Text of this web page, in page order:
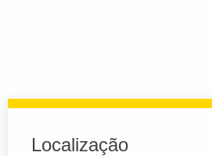
Localização